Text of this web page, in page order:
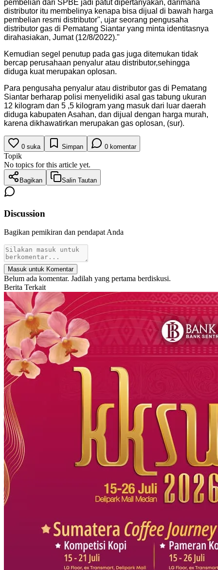
pembelian dari SPBE jadi patut dipertanyakan, darimana
distributor itu membelinya kenapa bisa dijual di bawah harga
pembelian resmi distributor", ujar seorang pengusaha
distributor gas di Pematang Siantar yang minta identitasnya
dirahasiakan, Jumat (12/8/2022)."
Kemudian segel penutup pada gas juga ditemukan tidak
bercap perusahaan penyalur atau distributor,sehingga
diduga kuat merupakan oplosan.
Para pengusaha penyalur atau distributor gas di Pematang
Siantar berharap polisi menyelidiki asal gas tabung ukuran
12 kilogram dan 5 ,5 kilogram yang masuk dari luar daerah
diduga kabupaten Asahan, dan dijual dengan harga murah,
karena dikhawatirkan merupakan gas oplosan, (sur).
0 suka Simpan 0 komentar
Topik
No topics for this article yet.
Bagikan Salin Tautan
Discussion
Bagikan pemikiran dan pendapat Anda
Masuk untuk Komentar
Belum ada komentar. Jadilah yang pertama berdiskusi.
Berita Terkait